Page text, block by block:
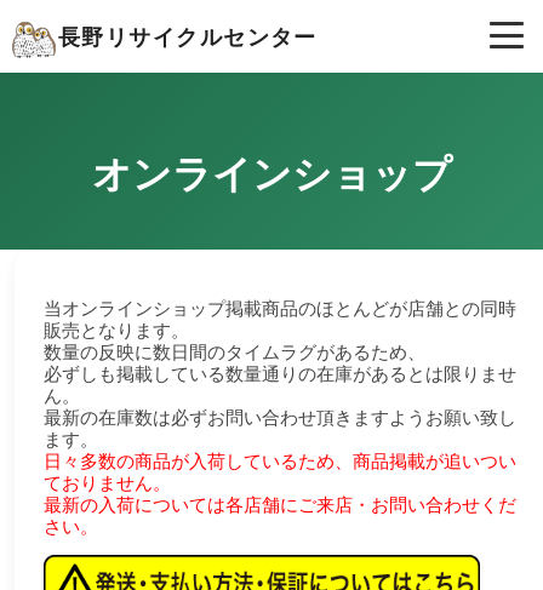
長野リサイクルセンター
オンラインショップ
当オンラインショップ掲載商品のほとんどが店舗との同時
販売となります。
数量の反映に数日間のタイムラグがあるため、
必ずしも掲載している数量通りの在庫があるとは限りませ
ん。
最新の在庫数は必ずお問い合わせ頂きますようお願い致し
ます。
日々多数の商品が入荷しているため、商品掲載が追いつい
ておりません。
最新の入荷については各店舗にご来店・お問い合わせくだ
さい。